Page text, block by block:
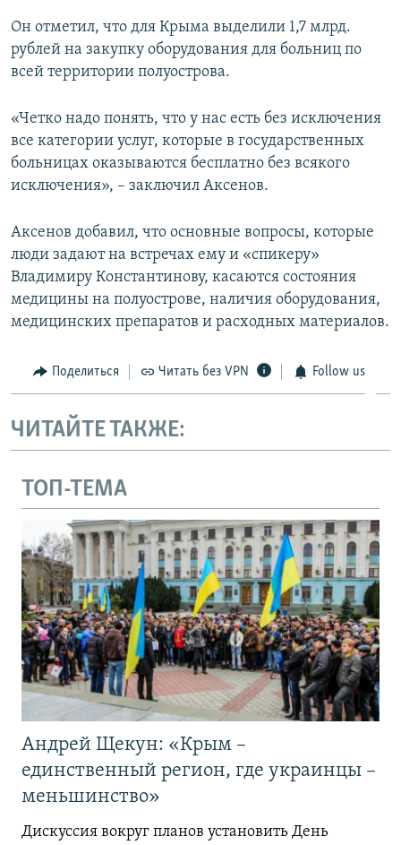
Он отметил, что для Крыма выделили 1,7 млрд.
рублей на закупку оборудования для больниц по
всей территории полуострова.
«Четко надо понять, что у нас есть без исключения
все категории услуг, которые в государственных
больницах оказываются бесплатно без всякого
исключения», – заключил Аксенов.
Аксенов добавил, что основные вопросы, которые
люди задают на встречах ему и «спикеру»
Владимиру Константинову, касаются состояния
медицины на полуострове, наличия оборудования,
медицинских препаратов и расходных материалов.
Поделиться Читать без VPN Follow us
ЧИТАЙТЕ ТАКЖЕ:
ТОП-ТЕМА
Андрей Щекун: «Крым –
единственный регион, где украинцы –
меньшинство»
Дискуссия вокруг планов установить День